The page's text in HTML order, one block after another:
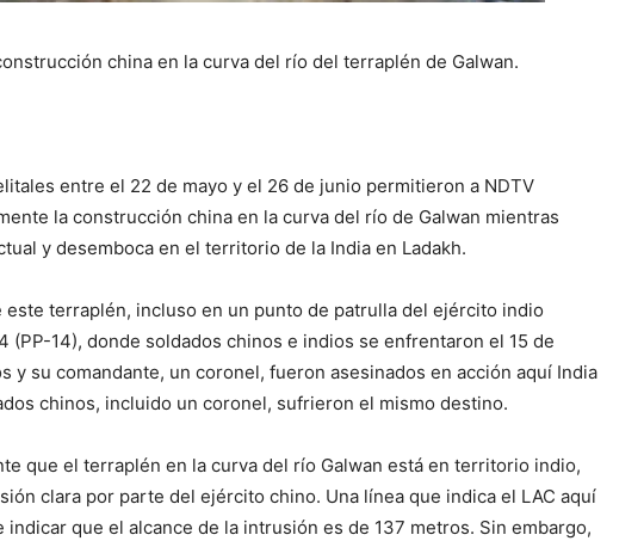
china en la curva del río del terraplén de Galwan.
entre el 22 de mayo y el 26 de junio permitieron a NDTV
la construcción china en la curva del río de Galwan mientras
y desemboca en el territorio de la India en Ladakh.
este terraplén, incluso en un punto de patrulla del ejército indio
(PP-14), donde soldados chinos e indios se enfrentaron el 15 de
y su comandante, un coronel, fueron asesinados en acción aquí India
chinos, incluido un coronel, sufrieron el mismo destino.
que el terraplén en la curva del río Galwan está en territorio indio,
clara por parte del ejército chino. Una línea que indica el LAC aquí
indicar que el alcance de la intrusión es de 137 metros. Sin embargo,